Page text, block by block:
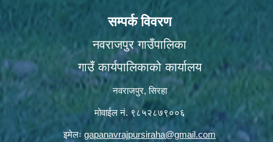
सम्पर्क विवरण
नवराजपुर गाउँपालिका
गाउँ कार्यपालिकाको कार्यालय
नवराजपुर, सिरहा
मोवाईल नं. ९८५२८७९००६
इमेलः gapanavrajpursiraha@gmail.com